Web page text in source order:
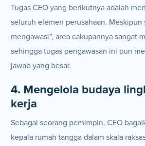
Tugas CEO yang berikutnya adalah
seluruh elemen perusahaan. Meskipun
mengawasi”, area cakupannya sangat
sehingga tugas pengawasan ini pun
jawab yang besar.
4. Mengelola budaya
kerja
Sebagai seorang pemimpin, CEO
kepala rumah tangga dalam skala